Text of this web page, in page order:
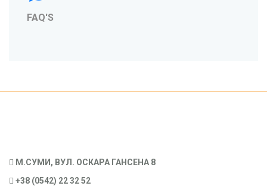
FAQ'S
М.СУМИ, ВУЛ. ОСКАРА ГАНСЕНА 8
+38 (0542) 22 32 52